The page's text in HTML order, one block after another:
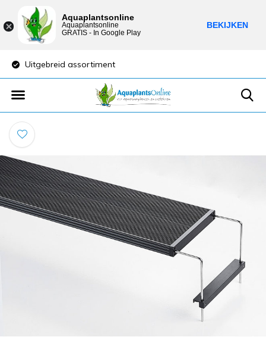
Lage verzendkosten
Aquaplantsonline
Aquaplantsonline
GRATIS - In Google Play
BEKIJKEN